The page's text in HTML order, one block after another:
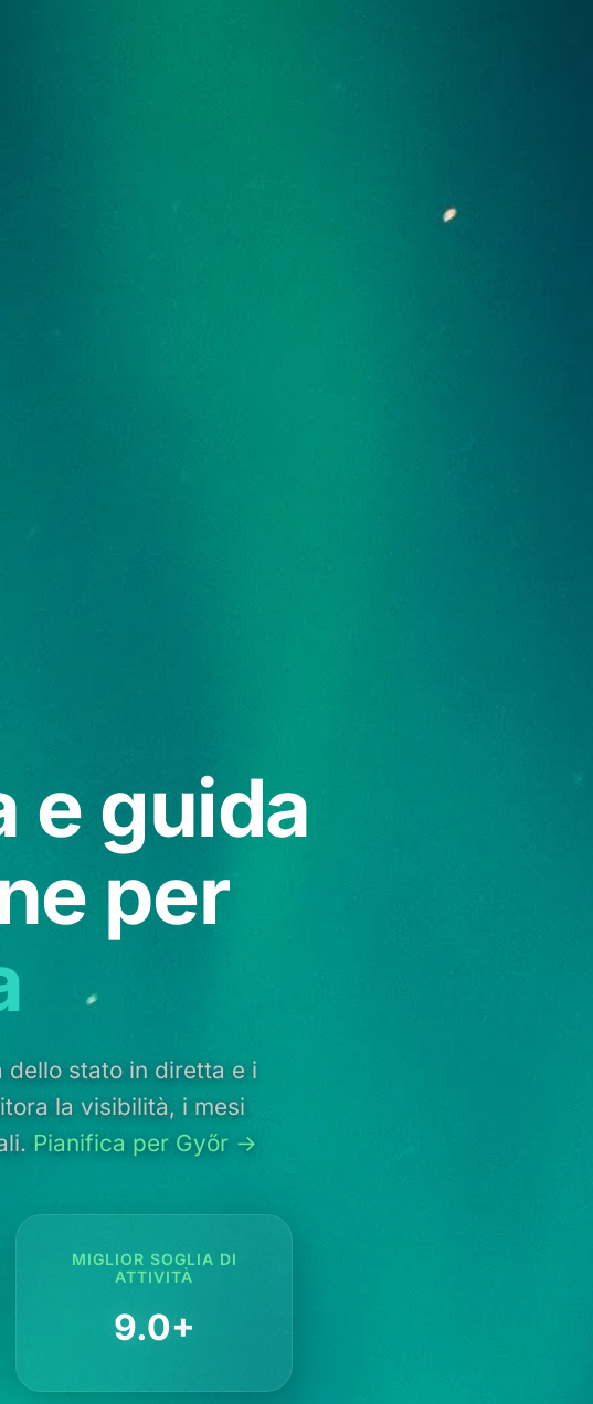
e guida
per
dello stato in diretta e i
la visibilità, i mesi
Pianifica per Győr →
MIGLIOR SOGLIA DI
ATTIVITÀ
9.0+